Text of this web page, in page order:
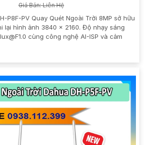
Giá Bán: Liên Hệ
P8F-PV Quay Quét Ngoài Trời 8MP sở hữu
lại hình ảnh 3840 × 2160. Độ nhạy sáng
cùng công nghệ AI-ISP và cảm